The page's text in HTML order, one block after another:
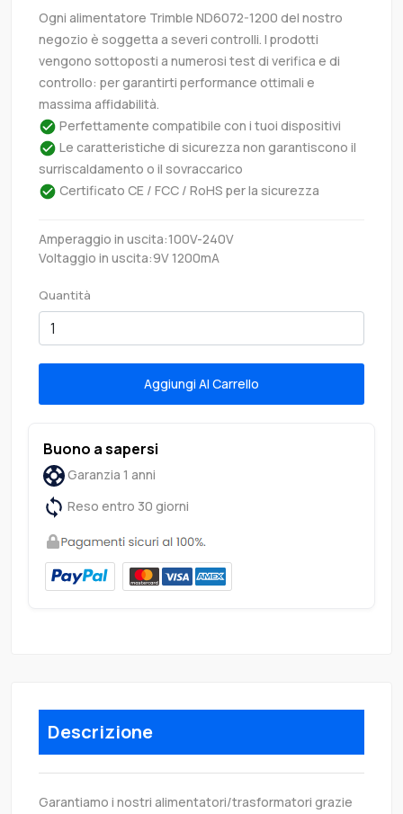
Ogni alimentatore Trimble ND6072-1200 del nostro
negozio è soggetta a severi controlli. I prodotti
vengono sottoposti a numerosi test di verifica e di
controllo: per garantirti performance ottimali e
massima affidabilità.
Perfettamente compatibile con i tuoi dispositivi
Le caratteristiche di sicurezza non garantiscono il
surriscaldamento o il sovraccarico
Certificato CE / FCC / RoHS per la sicurezza
Amperaggio in uscita:100V-240V
Voltaggio in uscita:9V 1200mA
Quantità
Aggiungi Al Carrello
Buono a sapersi
Garanzia 1 anni
Reso entro 30 giorni
Descrizione
Garantiamo i nostri alimentatori/trasformatori grazie